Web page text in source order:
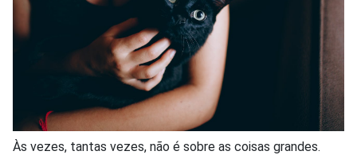
Às vezes, tantas vezes, não é sobre as coisas grandes.